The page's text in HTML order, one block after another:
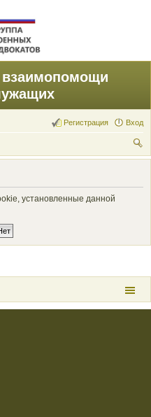
Вход
Регистрация
ои
установленные данной